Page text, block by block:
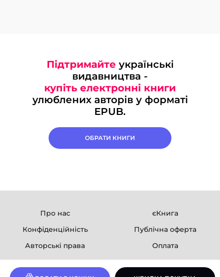
Підтримайте українські
видавництва -
купіть електронні книги
улюблених авторів у форматі
EPUB.
ОБРАТИ КНИГИ
Про нас
єКнига
Конфіденційність
Публічна оферта
Авторські права
Оплата